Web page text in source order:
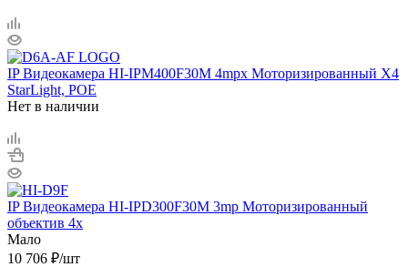
IP Видеокамера HI-IPМ400F30M 4mpx Моторизированный Х4
StarLight, POE
Нет в наличии
IP Видеокамера HI-IPD300F30M 3mp Моторизированный
объектив 4x
Мало
10 706 ₽/шт